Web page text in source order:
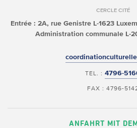
CERCLE CITÉ
Entrée : 2A, rue Genistre L-1623
Administration communale L-
TEL. : 4796-
FAX : 4796-
ANFAHRT MIT